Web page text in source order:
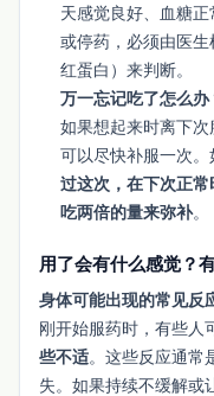
天感觉良好、血糖正
或停药，必须由医
红蛋白）来判断。
万一忘记吃了怎么办
如果想起来时离下次
可以尽快补服一次
过这次，在下次正
吃两倍的量来弥补。
用了会有什么感觉？
身体可能出现的常见反
刚开始服药时，有些人
些不适。这些反应通常
失。如果持续不缓解或